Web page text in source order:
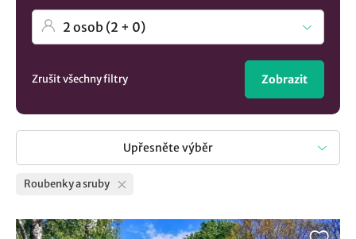
Zrušit všechny filtry Zobrazit
Upřesněte výběr
Roubenky a sruby